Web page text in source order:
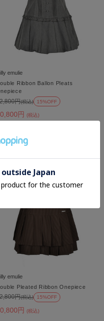
emulie
Ribbon Ballon Pleats
円 (税込)
円(税込) 15%OFF
emulie
Pleated Ribbon Onepiece
円 (税込)
円(税込) 15%OFF